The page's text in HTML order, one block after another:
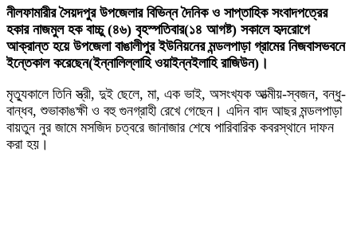
নীলফামারীর সৈয়দপুর উপজেলার বিভিন্ন দৈনিক ও সাপ্তাহিক সংবাদপত্রের
হকার নাজমুল হক বাচ্চু (৪৬) বৃহস্পতিবার(১৪ আগষ্ট) সকালে হৃদরোগে
আক্রান্ত হয়ে উপজেলা বাঙালীপুর ইউনিয়নের মন্ডলপাড়া গ্রামের নিজবাসভবনে
ইন্তেকাল করেছেন(ইন্নালিল্লাহি ওয়াইন্নইলাহি রাজিউন)।
মৃত্যুকালে তিনি স্ত্রী, দুই ছেলে, মা, এক ভাই, অসংখ্যক আত্মীয়-স্বজন, বন্ধু-
বান্ধব, শুভাকাঙক্ষী ও বহু গুনগ্রাহী রেখে গেছেন। এদিন বাদ আছর মন্ডলপাড়া
বায়তুন নুর জামে মসজিদ চত্বরে জানাজার শেষে পারিবারিক কবরস্থানে দাফন
করা হয়।